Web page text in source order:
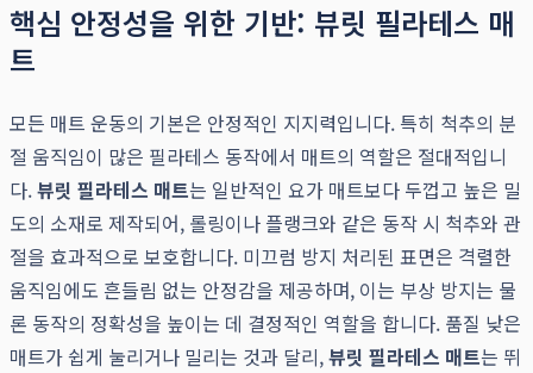
핵심 안정성을 위한 기반: 뷰릿 필라테스 매
트
모든 매트 운동의 기본은 안정적인 지지력입니다. 특히 척추의 분
절 움직임이 많은 필라테스 동작에서 매트의 역할은 절대적입니
다.뷰릿 필라테스 매트는 일반적인 요가 매트보다 두껍고 높은 밀
도의 소재로 제작되어, 롤링이나 플랭크와 같은 동작 시 척추와 관
절을 효과적으로 보호합니다. 미끄럼 방지 처리된 표면은 격렬한
움직임에도 흔들림 없는 안정감을 제공하며, 이는 부상 방지는 물
론 동작의 정확성을 높이는 데 결정적인 역할을 합니다. 품질 낮은
매트가 쉽게 눌리거나 밀리는 것과 달리,뷰릿 필라테스 매트는 뛰